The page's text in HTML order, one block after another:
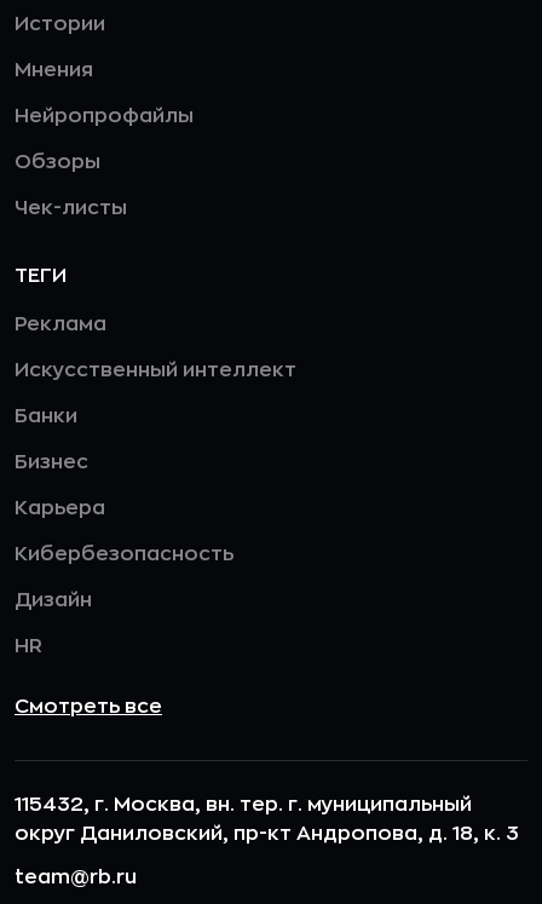
Истории
Мнения
Нейропрофайлы
Обзоры
Чек-листы
ТЕГИ
Реклама
Искусственный интеллект
Банки
Бизнес
Карьера
Кибербезопасность
Дизайн
HR
Смотреть все
115432, г. Москва, вн. тер. г. муниципальный
округ Даниловский, пр-кт Андропова, д. 18, к. 3
team@rb.ru